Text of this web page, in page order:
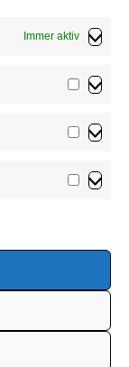
Immer aktiv